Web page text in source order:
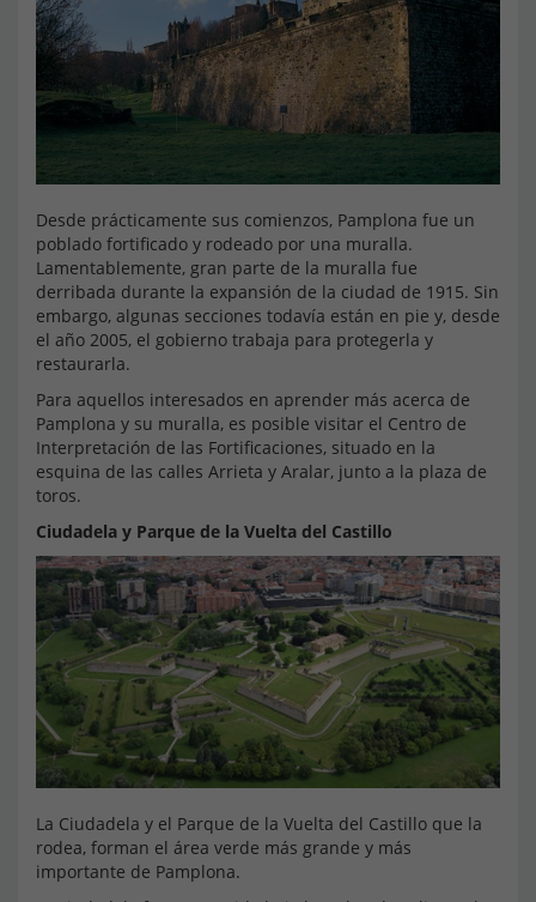
Desde prácticamente sus comienzos, Pamplona fue un
poblado fortificado y rodeado por una muralla.
Lamentablemente, gran parte de la muralla fue
derribada durante la expansión de la ciudad de 1915. Sin
embargo, algunas secciones todavía están en pie y, desde
el año 2005, el gobierno trabaja para protegerla y
restaurarla.
Para aquellos interesados en aprender más acerca de
Pamplona y su muralla, es posible visitar el Centro de
Interpretación de las Fortificaciones, situado en la
esquina de las calles Arrieta y Aralar, junto a la plaza de
toros.
Ciudadela y Parque de la Vuelta del Castillo
La Ciudadela y el Parque de la Vuelta del Castillo que la
rodea, forman el área verde más grande y más
importante de Pamplona.